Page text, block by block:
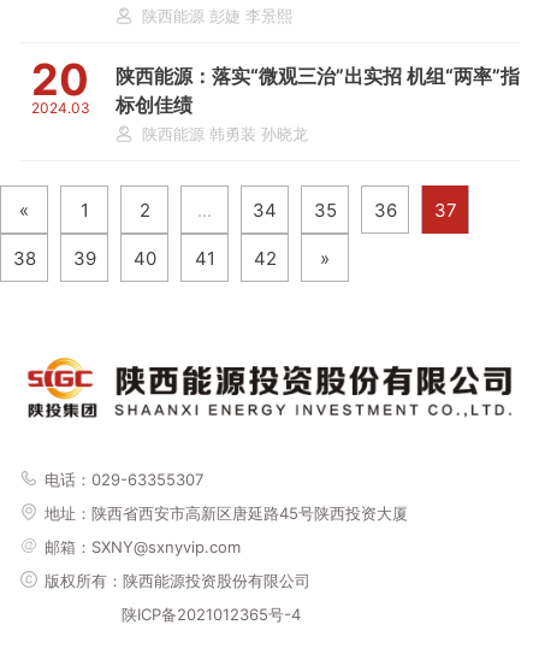
议 陕西能源 彭婕 李景熙
20
2024.03
陕西能源：落实“微观三治”出实招 机组“两率”指
标创佳绩
陕西能源 韩勇装 孙晓龙
« 1 2 ... 34 35 36 37
38 39 40 41 42 »
电话：029-63355307
地址： 陕西省西安市高新区唐延路45号陕西投资大厦
邮箱：SXNY@sxnyvip.com
版权所有：陕西能源投资股份有限公司
陕ICP备2021012365号-4